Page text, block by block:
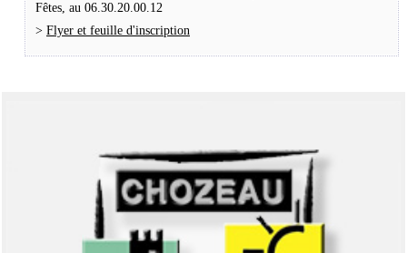
Fêtes, au 06.30.20.00.12
> Flyer et feuille d'inscription